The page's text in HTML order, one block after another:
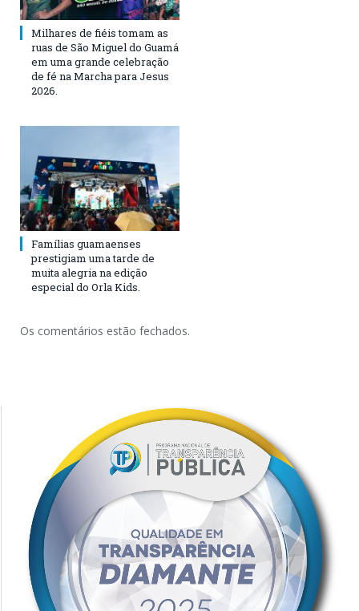
Milhares de fiéis tomam as
ruas de São Miguel do Guamá
em uma grande celebração
de fé na Marcha para Jesus
2026.
Famílias guamaenses
prestigiam uma tarde de
muita alegria na edição
especial do Orla Kids.
Os comentários estão fechados.